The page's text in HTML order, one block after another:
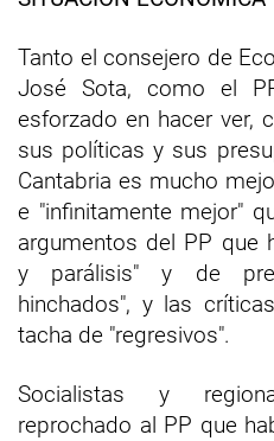
Tanto el consejero de
José Sota, como el
esforzado en hacer ver,
sus políticas y sus
Cantabria es mucho
e "infinitamente mejor"
argumentos del PP que
y parálisis" y de
hinchados", y las
tacha de "regresivos".
Socialistas y
reprochado al PP que